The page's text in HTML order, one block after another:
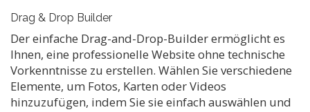
Drag & Drop Builder
Der einfache Drag-and-Drop-Builder ermöglicht es
Ihnen, eine professionelle Website ohne technische
Vorkenntnisse zu erstellen. Wählen Sie verschiedene
Elemente, um Fotos, Karten oder Videos
hinzuzufügen, indem Sie sie einfach auswählen und